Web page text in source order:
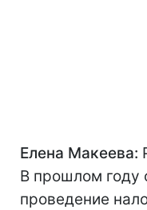
Елена Макеева:
В прошлом году
проведение